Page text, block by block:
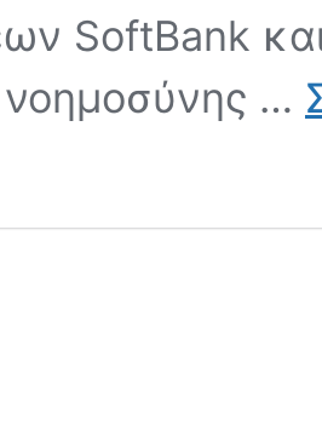
SoftBank
νοημοσύνης …